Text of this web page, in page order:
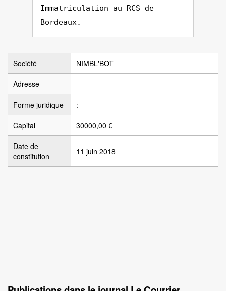
Immatriculation au RCS de
Bordeaux.
Société NIMBL'BOT
Adresse
Forme juridique :
Capital 30000,00 €
Date de
constitution
11 juin 2018